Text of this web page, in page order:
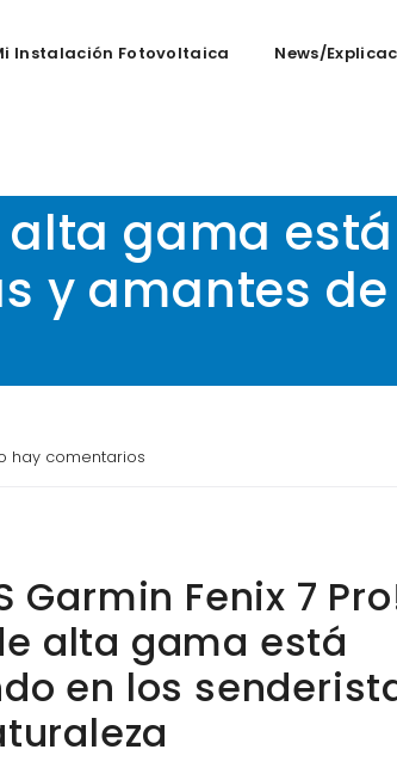
Instalación Fotovoltaica News/
gama
y amantes
hay comentarios
Garmin Fenix 7
alta gama está
en los